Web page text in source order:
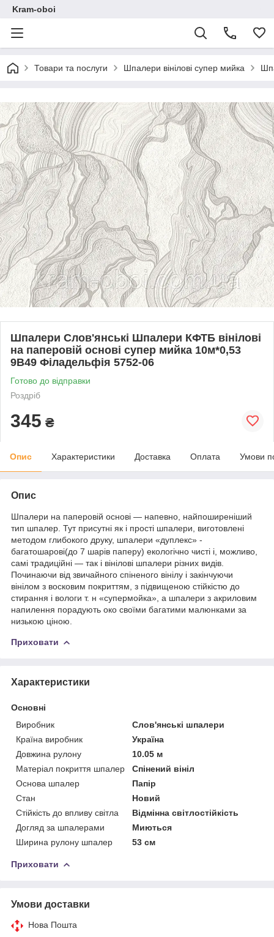
Kram-oboi
Товари та послуги Шпалери вінілові супер мийка
Шпалери Слов'янські Шпалери КФТБ вінілові
на паперовій основі супер мийка 10м*0,53
9В49 Філадельфія 5752-06
Готово до відправки
Роздріб
345 ₴
Опис Характеристики Доставка Оплата Умови
Опис
Шпалери на паперовій основі — напевно, найпоширеніший
тип шпалер. Тут присутні як і прості шпалери, виготовлені
методом глибокого друку, шпалери «дуплекс» -
багатошарові(до 7 шарів паперу) екологічно чисті і, можливо,
самі традиційні — так і вінілові шпалери різних видів.
Починаючи від звичайного спіненого вінілу і закінчуючи
вінілом з восковим покриттям, з підвищеною стійкістю до
стирання і вологи т. н «супермойка», а шпалери з акриловим
напилення порадують око своїми багатими малюнками за
низькою ціною.
Приховати
Характеристики
Основні
Виробник
Слов'янські шпалери
Країна виробник
Україна
Довжина рулону
10.05 м
Матеріал покриття шпалер
Спінений вініл
Основа шпалер
Папір
Стан
Новий
Стійкість до впливу світла
Відмінна світлостійкість
Догляд за шпалерами
Миються
Ширина рулону шпалер
53 см
Приховати
Умови доставки
Нова Пошта